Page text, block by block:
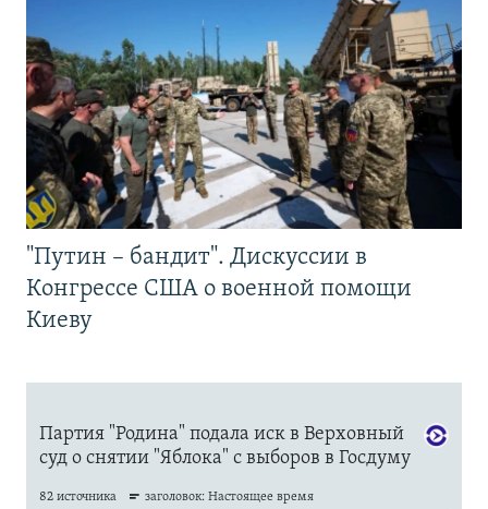
"Путин – бандит". Дискуссии в
Конгрессе США о военной помощи
Киеву